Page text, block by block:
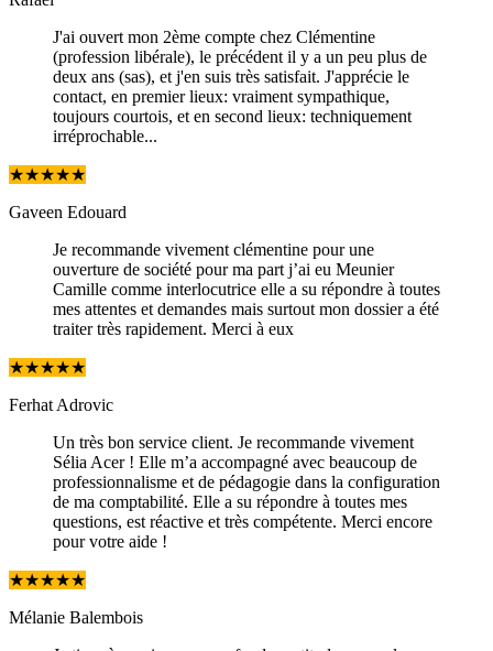
J'ai ouvert mon 2ème compte chez Clémentine
(profession libérale), le précédent il y a un peu plus de
deux ans (sas), et j'en suis très satisfait. J'apprécie le
contact, en premier lieux: vraiment sympathique,
toujours courtois, et en second lieux: techniquement
irréprochable...
★★★★★
Gaveen Edouard
Je recommande vivement clémentine pour une
ouverture de société pour ma part j’ai eu Meunier
Camille comme interlocutrice elle a su répondre à toutes
mes attentes et demandes mais surtout mon dossier a été
traiter très rapidement. Merci à eux
★★★★★
Ferhat Adrovic
Un très bon service client. Je recommande vivement
Sélia Acer ! Elle m’a accompagné avec beaucoup de
professionnalisme et de pédagogie dans la configuration
de ma comptabilité. Elle a su répondre à toutes mes
questions, est réactive et très compétente. Merci encore
pour votre aide !
★★★★★
Mélanie Balembois